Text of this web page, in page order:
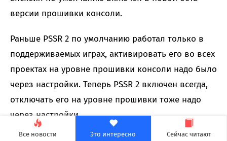
Все новости Это интересно Сейчас читают
версии прошивки консоли.
Раньше PSSR 2 по умолчанию работал только в
поддерживаемых играх, активировать его во всех
проектах на уровне прошивки консоли надо было
через настройки. Теперь PSSR 2 включен всегда,
отключать его на уровне прошивки тоже надо
через настройки.